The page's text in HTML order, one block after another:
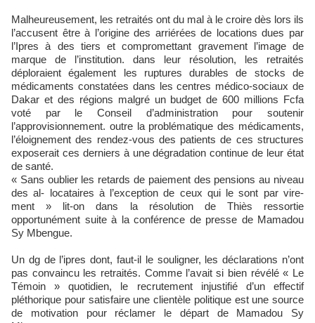
Malheureusement, les retraités ont du mal à le croire dès lors ils
l’accusent être à l’origine des arriérées de locations dues par
l’Ipres à des tiers et compromettant gravement l’image de
marque de l’institution. dans leur résolution, les retraités
déploraient également les ruptures durables de stocks de
médicaments constatées dans les centres médico-sociaux de
Dakar et des régions malgré un budget de 600 millions Fcfa
voté par le Conseil d’administration pour soutenir
l’approvisionnement. outre la problématique des médicaments,
l’éloignement des rendez-vous des patients de ces structures
exposerait ces derniers à une dégradation continue de leur état
de santé.
« Sans oublier les retards de paiement des pensions au niveau
des al- locataires à l’exception de ceux qui le sont par vire-
ment » lit-on dans la résolution de Thiès ressortie
opportunément suite à la conférence de presse de Mamadou
Sy Mbengue.
Un dg de l’ipres dont, faut-il le souligner, les déclarations n’ont
pas convaincu les retraités. Comme l’avait si bien révélé « Le
Témoin » quotidien, le recrutement injustifié d’un effectif
pléthorique pour satisfaire une clientèle politique est une source
de motivation pour réclamer le départ de Mamadou Sy